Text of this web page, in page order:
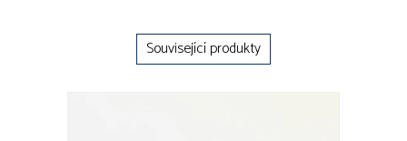
Související produkty